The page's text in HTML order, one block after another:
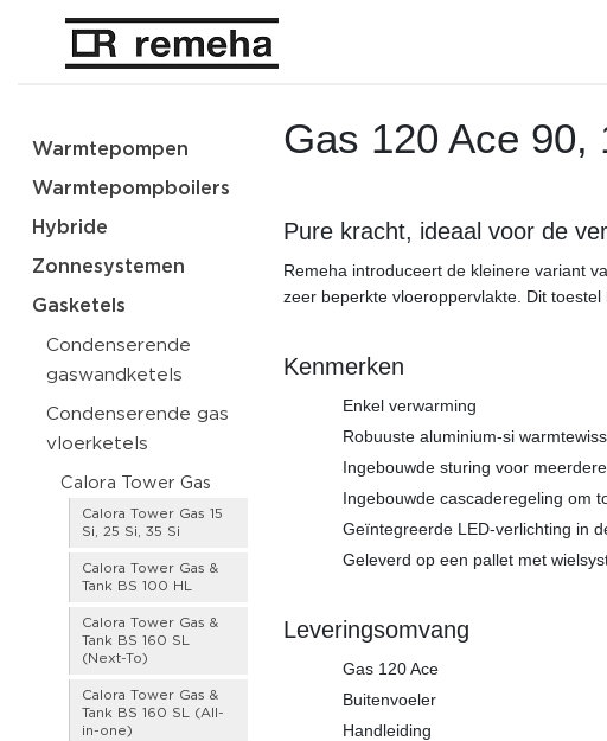
Warmtepompen
Warmtepompboilers
Hybride
Zonnesystemen
Gasketels
Condenserende
gaswandketels
Condenserende gas
vloerketels
Calora Tower Gas
Calora Tower Gas 15
Si, 25 Si, 35 Si
Calora Tower Gas &
Tank BS 100 HL
Calora Tower Gas &
Tank BS 160 SL
(Next-To)
Calora Tower Gas &
Tank BS 160 SL (All-
in-one)
Gas 120 Ace 90,
Pure kracht, ideaal voor de
Remeha introduceert de kleinere variant
zeer beperkte vloeroppervlakte. Dit
Kenmerken
Enkel verwarming
Robuuste aluminium-si
Ingebouwde sturing voor
Ingebouwde cascaderegeling om
Geïntegreerde LED-verlichting in
Geleverd op een pallet met
Leveringsomvang
Gas 120 Ace
Buitenvoeler
Handleiding